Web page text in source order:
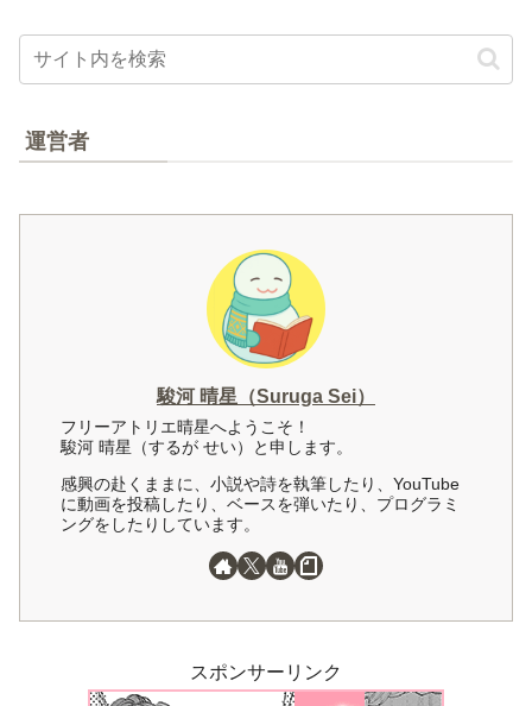
運営者
駿河 晴星（Suruga Sei）
フリーアトリエ晴星へようこそ！
駿河 晴星（するが せい）と申します。
感興の赴くままに、小説や詩を執筆したり、YouTube
に動画を投稿したり、ベースを弾いたり、プログラミ
ングをしたりしています。
スポンサーリンク